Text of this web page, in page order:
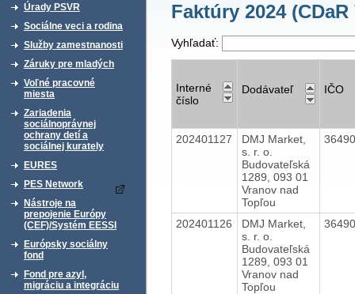
Úrady PSVR
Sociálne veci a rodina
Služby zamestnanosti
Záruky pre mladých
Voľné pracovné
miesta
Zariadenia
sociálnoprávnej
ochrany detí a
sociálnej kurately
EURES
PES Network
Nástroje na
prepojenie Európy
(CEF)/Systém EESSI
Európsky sociálny
fond
Fond pre azyl,
migráciu a integráciu
Faktúry 2024
Vyhľadať:
Interné
číslo
Dodávateľ IČO
202401127
DMJ Market,
s. r. o.
Budovateľská
1289, 093 01
Vranov nad
Topľou
202401126
DMJ Market,
s. r. o.
Budovateľská
1289, 093 01
Vranov nad
Topľou